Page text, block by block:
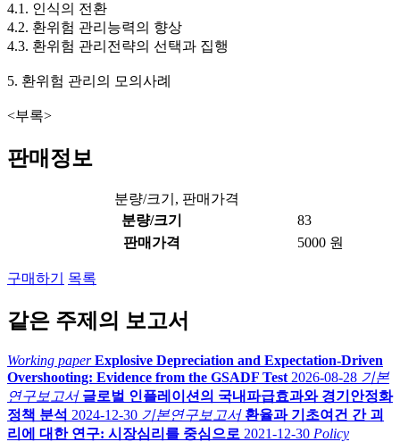
4.1. 인식의 전환
4.2. 환위험 관리능력의 향상
4.3. 환위험 관리전략의 선택과 집행
5. 환위험 관리의 모의사례
<부록>
판매정보
분량/크기, 판매가격
분량/크기
83
판매가격
5000 원
구매하기 목록
같은 주제의 보고서
Working paper Explosive Depreciation and Expectation-Driven
Overshooting: Evidence from the GSADF Test 2026-08-28 기본
연구보고서 글로벌 인플레이션의 국내파급효과와 경기안정화
정책 분석 2024-12-30 기본연구보고서 환율과 기초여건 간 괴
리에 대한 연구: 시장심리를 중심으로 2021-12-30 Policy